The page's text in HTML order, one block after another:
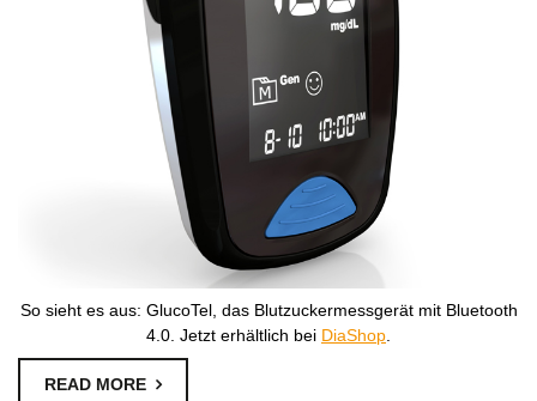
So sieht es aus: GlucoTel, das Blutzuckermessgerät mit Bluetooth
4.0. Jetzt erhältlich bei DiaShop
READ MORE